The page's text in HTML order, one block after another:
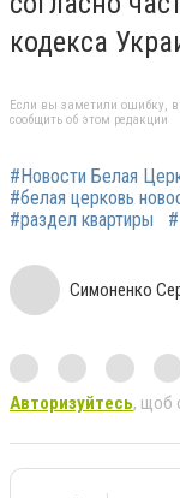
кодекса
Если вы заметили ошибку,
сообщить об этом редакции
#Новости Белая
#белая церковь
#раздел квартиры
Симоненко
Авторизуйтесь, щоб